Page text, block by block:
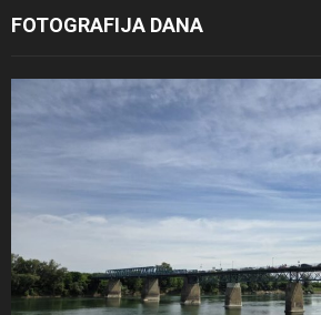
FOTOGRAFIJA DANA